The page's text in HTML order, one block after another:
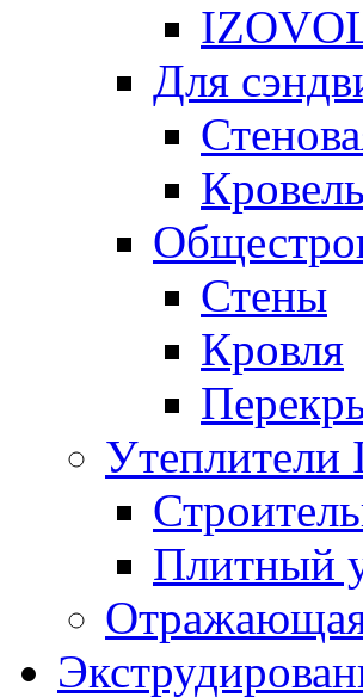
Для
Стены
Кровля
Утеплители
Плитный
Отражающая